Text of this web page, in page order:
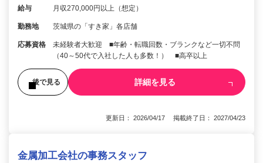
給与 月収270,000円以上（想定）
勤務地 茨城県の「すき家」各店舗
応募資格
未経験者大歓迎 ■年齢・転職回数・ブランクなど一切不問
（40～50代で入社した人も多数！） ■高卒以上
後で見る 詳細を見る
更新日： 2026/04/17 掲載終了日： 2027/04/23
金属加工会社の事務スタッフ